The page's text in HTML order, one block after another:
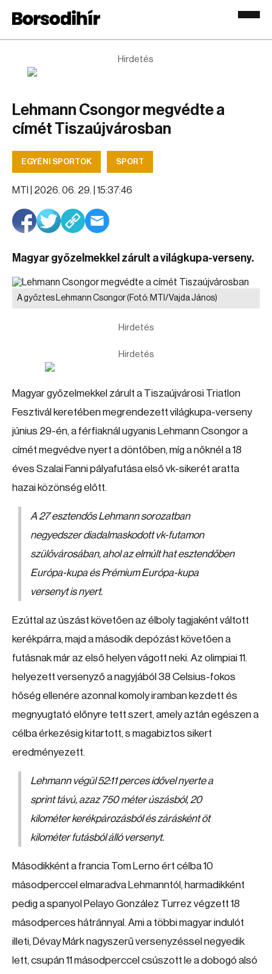
Hirdetés
Lehmann Csongor megvédte a
címét Tiszaújvárosban
EGYÉNI SPORTOK SPORT
MTI | 2026. 06. 29. | 15:37:46
Magyar győzelmekkel zárult a világkupa-verseny.
A győztes Lehmann Csongor(Fotó: MTI/Vajda János)
Hirdetés
Hirdetés
Magyar győzelmekkel zárult a Tiszaújvárosi Triatlon
Fesztivál keretében megrendezett világkupa-verseny
június 29-én, a férfiaknál ugyanis Lehmann Csongor a
címét megvédve nyert a döntőben, míg a nőknél a 18
éves Szalai Fanni pályafutása első vk-sikerét aratta
hazai közönség előtt.
A 27 esztendős Lehmann sorozatban
negyedszer diadalmaskodott vk-futamon
szülővárosában, ahol az elmúlt hat esztendőben
Európa-kupa és Prémium Európa-kupa
versenyt is nyert.
Ezúttal az úszást követően az élboly tagjaként váltott
kerékpárra, majd a második depózást követően a
futásnak már az első helyen vágott neki. Az olimpiai 11.
helyezett versenyző a nagyjából 38 Celsius-fokos
hőség ellenére azonnal komoly iramban kezdett és
megnyugtató előnyre tett szert, amely aztán egészen a
célba érkezésig kitartott, s magabiztos sikert
eredményezett.
Lehmann végül 52:11 perces idővel nyerte a
sprint távú, azaz 750 méter úszásból, 20
kilométer kerékpározásból és zárásként öt
kilométer futásból álló versenyt.
Másodikként a francia Tom Lerno ért célba 10
másodperccel elmaradva Lehmanntól, harmadikként
pedig a spanyol Pelayo González Turrez végzett 18
másodperces hátránnyal. Ami a többi magyar indulót
illeti, Dévay Márk nagyszerű versenyzéssel negyedik
lett, csupán 11 másodperccel csúszott le a dobogó alsó